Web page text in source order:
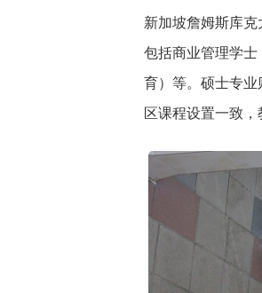
新加坡詹姆斯库
包括商业管理学
育）等。硕士专
区课程设置一致，